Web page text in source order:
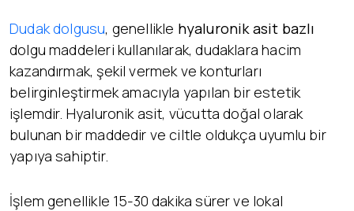
Dudak dolgusu, genellikle hyaluronik asit bazlı
dolgu maddeleri kullanılarak, dudaklara hacim
kazandırmak, şekil vermek ve konturları
belirginleştirmek amacıyla yapılan bir estetik
işlemdir. Hyaluronik asit, vücutta doğal olarak
bulunan bir maddedir ve ciltle oldukça uyumlu bir
yapıya sahiptir.
İşlem genellikle 15-30 dakika sürer ve lokal